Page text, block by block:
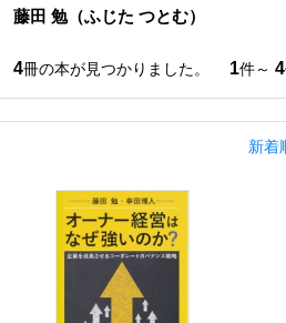
藤田 勉（ふじた つとむ）
4冊の本が見つかりました。 1件～ 4
新着